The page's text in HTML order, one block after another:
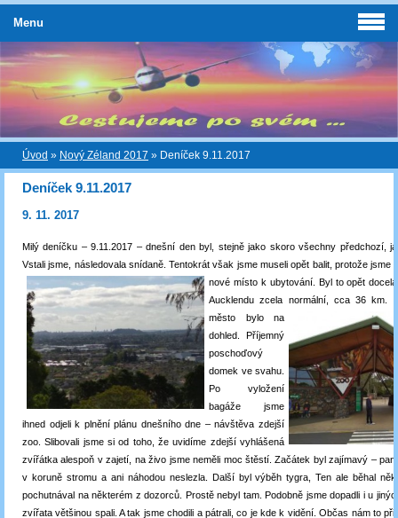
Úvod » Nový Zéland 2017 » Deníček 9.11.2017
Deníček 9.11.2017
9. 11. 2017
Milý deníčku – 9.11.2017 – dnešní den byl, stejně jako skoro všechny předchozí,
Vstali jsme, následovala snídaně. Tentokrát však jsme museli opět balit, protože jsme
nové místo k ubytování. Byl to opět
Aucklendu zcela normální, cca 36 km.
město bylo na
dohled. Příjemný
poschoďový
domek ve svahu.
Po vyložení
bagáže jsme
ihned odjeli k plnění plánu dnešního dne – návštěva zdejší
zoo. Slibovali jsme si od toho, že uvidíme zdejší vyhlášená
zvířátka alespoň v zajetí, na živo jsme neměli moc štěstí. Začátek byl zajímavý –
v koruně stromu a ani náhodou neslezla. Další byl výběh tygra, Ten ale běhal
pochutnával na některém z dozorců. Prostě nebyl tam. Podobně jsme dopadli i u
zvířata většinou spali. A tak jsme chodili a pátrali, co je kde k vidění. Občas nám to
Menu